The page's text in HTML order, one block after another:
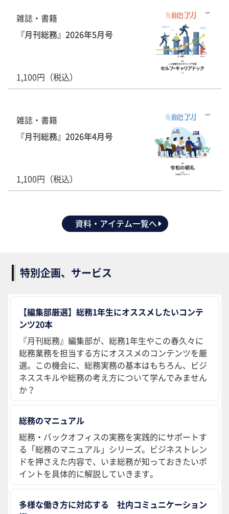
雑誌・書籍
『月刊総務』2026年5月号
1,100円（税込）
雑誌・書籍
『月刊総務』2026年4月号
1,100円（税込）
資料・アイテム一覧へ
特別企画、サービス
【編集部厳選】総務1年生にオススメしたいコンテ
ンツ20本
『月刊総務』編集部が、総務1年生やこの春久々に
総務業務を担当する方にオススメのコンテンツを厳
選。この機会に、総務実務の基本はもちろん、ビジ
ネススキルや総務の考え方について学んでみません
か？
総務のマニュアル
総務・バックオフィスの実務を実践的にサポートす
る「総務のマニュアル」シリーズ。ビジネストレン
ドを押さえた内容で、いま総務が知っておきたいポ
イントを具体的に解説していきます。
多様な働き方に対応する 社内コミュニケーション